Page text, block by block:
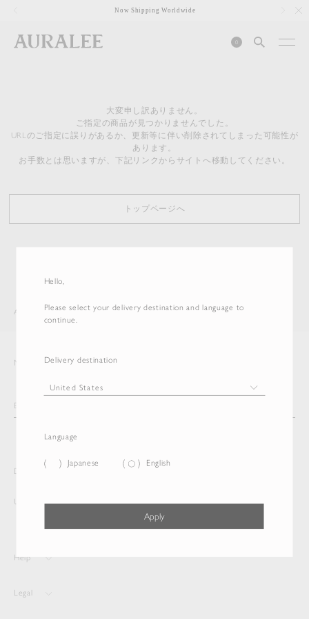
Hello,
Please select your delivery destination and language to
continue.
Delivery destination
Language
Japanese English
Apply
Now Shipping Worldwide
0
大変申し訳ありません。
ご指定の商品が見つかりませんでした。
URLのご指定に誤りがあるか、更新等に伴い削除されてしまった可能性が
あります。
お手数とは思いますが、下記リンクからサイトへ移動してください。
トップページへ
AURALEE ITEM
Newsletter
Delivery destination and Language
United States English
Help
Legal